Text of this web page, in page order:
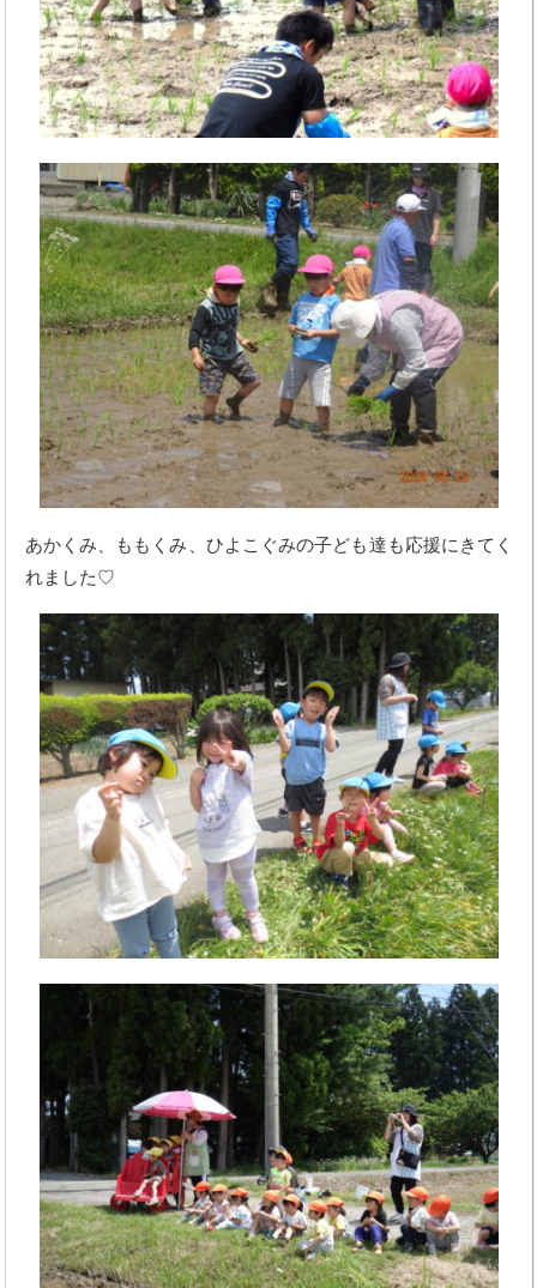
あかくみ、ももくみ、ひよこぐみの子ども達も応援にきてく
れました♡